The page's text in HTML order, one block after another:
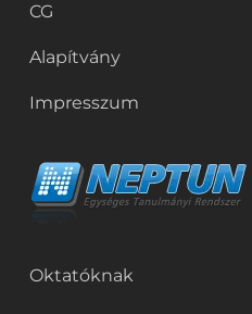
CG
Alapítvány
Impresszum
Oktatóknak